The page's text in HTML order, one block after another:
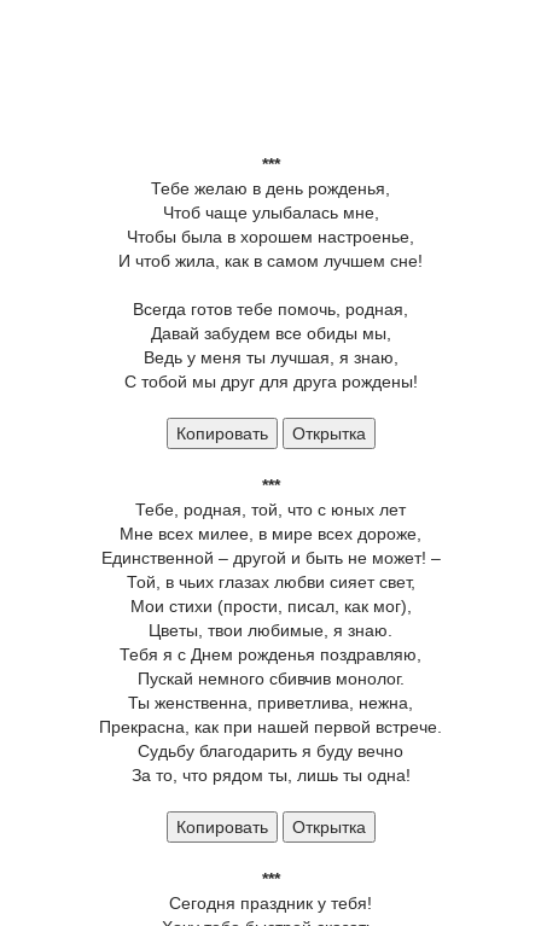
***
Тебе желаю в день рожденья,
Чтоб чаще улыбалась мне,
Чтобы была в хорошем настроенье,
И чтоб жила, как в самом лучшем сне!
Всегда готов тебе помочь, родная,
Давай забудем все обиды мы,
Ведь у меня ты лучшая, я знаю,
С тобой мы друг для друга рождены!
Копировать Открытка
***
Тебе, родная, той, что с юных лет
Мне всех милее, в мире всех дороже,
Единственной – другой и быть не может! –
Той, в чьих глазах любви сияет свет,
Мои стихи (прости, писал, как мог),
Цветы, твои любимые, я знаю.
Тебя я с Днем рожденья поздравляю,
Пускай немного сбивчив монолог.
Ты женственна, приветлива, нежна,
Прекрасна, как при нашей первой встрече.
Судьбу благодарить я буду вечно
За то, что рядом ты, лишь ты одна!
Копировать Открытка
***
Сегодня праздник у тебя!